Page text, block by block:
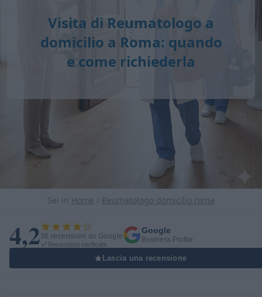
Visita di Reumatologo a
domicilio a Roma: quando
e come richiederla
Sei in Home / Reumatologo domicilio roma
4,236 recensioni su Google
Recensioni verificate
Google
Business Profile
Lascia una recensione